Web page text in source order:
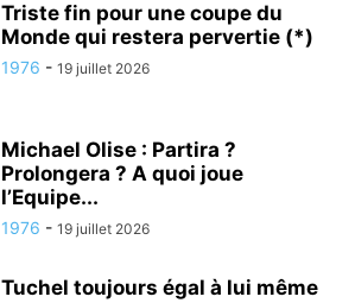
Triste fin pour une coupe du
Monde qui restera pervertie (*)
1976 - 19 juillet 2026
Michael Olise : Partira ?
Prolongera ? A quoi joue
l’Equipe...
1976 - 19 juillet 2026
Tuchel toujours égal à lui même